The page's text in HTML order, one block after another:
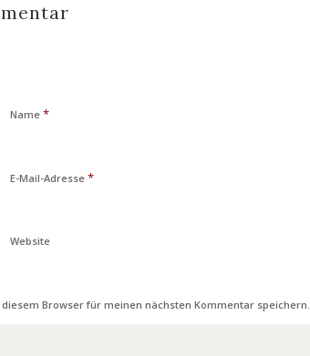
Name *
E-Mail-Adresse *
Website
Browser für meinen nächsten Kommentar speichern.